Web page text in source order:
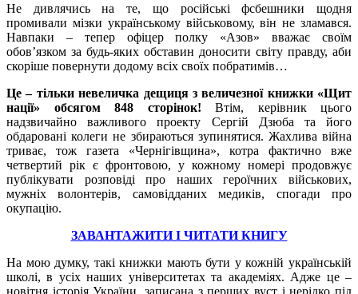
Не дивлячись на те, що російські фсбешники щодня
промивали мізки українському військовому, він не зламався.
Навпаки – тепер офіцер полку «Азов» вважає своїм
обов’язком за будь-яких обставин доносити світу правду, аби
скоріше повернути додому всіх своїх побратимів…
Це – тільки невеличка дещиця з величезної книжки «Щит
нації»
обсягом 848 сторінок! Втім, керівник цього
надзвичайно важливого проекту Сергій Дзюба та його
обдаровані колеги не збираються зупинятися. Жахлива війна
триває, тож газета «Чернігівщина», котра фактично вже
четвертий рік є фронтовою, у кожному номері продовжує
публікувати розповіді про наших героїчних військових,
мужніх волонтерів, самовідданих медиків, спогади про
окупацію.
ЗАВАНТАЖИТИ І ЧИТАТИ КНИГУ
На мою думку, такі книжки мають бути у кожній українській
школі, в усіх наших університетах та академіях. Адже це –
новітня історія України, записана з перших вуст і нерідко під